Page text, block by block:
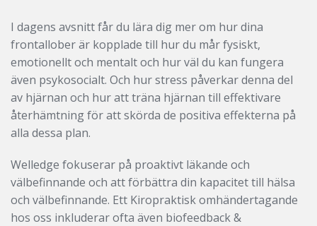
I dagens avsnitt får du lära dig mer om hur dina
frontallober är kopplade till hur du mår fysiskt,
emotionellt och mentalt och hur väl du kan fungera
även psykosocialt. Och hur stress påverkar denna del
av hjärnan och hur att träna hjärnan till effektivare
återhämtning för att skörda de positiva effekterna på
alla dessa plan.
Welledge fokuserar på proaktivt läkande och
välbefinnande och att förbättra din kapacitet till hälsa
och välbefinnande. Ett Kiropraktisk omhändertagande
hos oss inkluderar ofta även biofeedback &